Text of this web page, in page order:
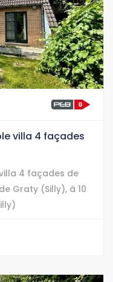
villa 4 façades
4 façades de
Graty (Silly), à 10